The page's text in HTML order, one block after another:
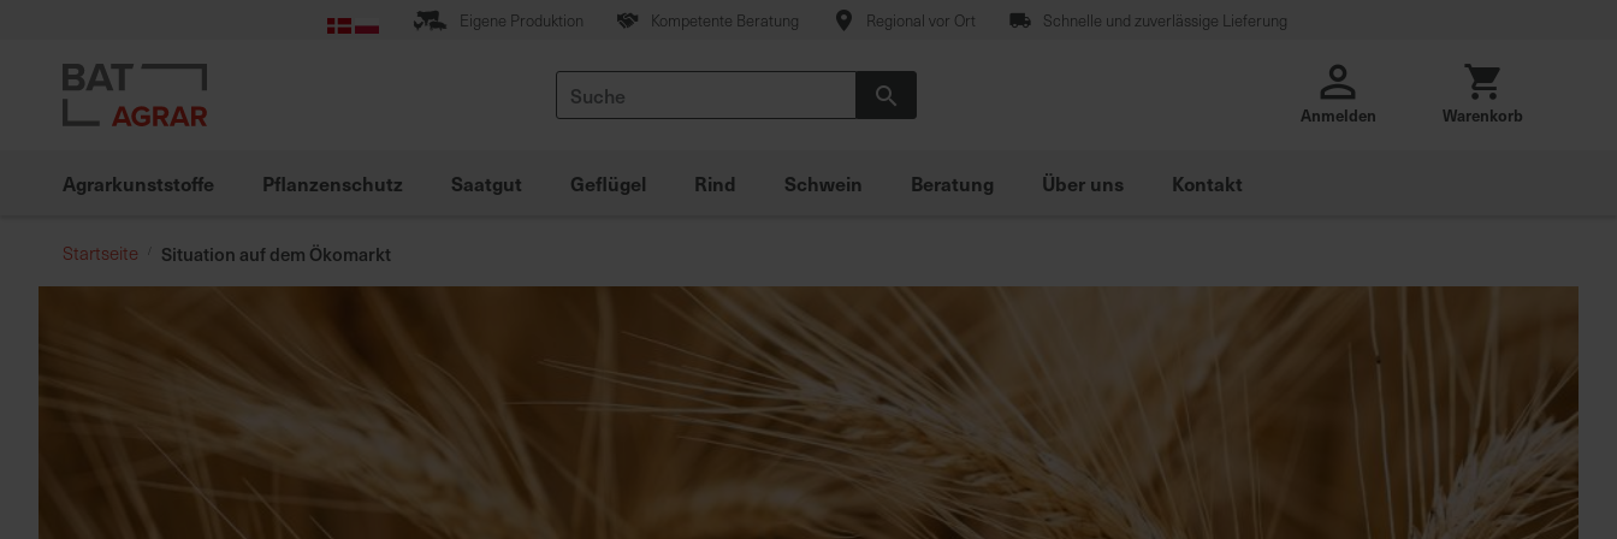
springen
Eigene Produktion Kompetente Beratung Regional vor Ort Schnelle und zuverlässige Lieferung
Suche
Anmelden Warenkorb
Agrarkunststoffe Pflanzenschutz Saatgut Geflügel Rind Schwein Beratung Über uns Kontakt
Startseite Situation auf dem Ökomarkt